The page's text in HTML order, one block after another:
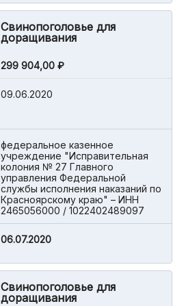
Свинопоголовье для
доращивания
299 904,00 ₽
09.06.2020
федеральное казенное
учреждение "Исправительная
колония № 27 Главного
управления Федеральной
службы исполнения наказаний по
Красноярскому краю" – ИНН
2465056000 / 1022402489097
06.07.2020
Свинопоголовье для
доращивания